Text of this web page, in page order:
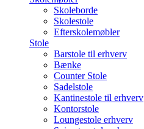
Skoleborde
Skolestole
Efterskolemøbler
Stole
Barstole til erhverv
Bænke
Counter Stole
Sadelstole
Kantinestole til erhverv
Kontorstole
Loungestole erhverv